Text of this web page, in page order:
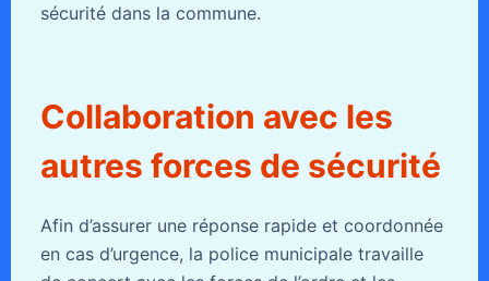
sécurité dans la commune.
Collaboration avec les
autres forces de sécurité
Afin d’assurer une réponse rapide et coordonnée
en cas d’urgence, la police municipale travaille